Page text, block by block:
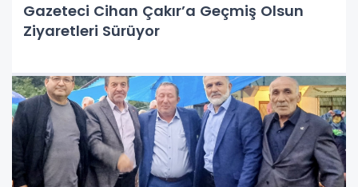
Gazeteci Cihan Çakır’a Geçmiş Olsun
Ziyaretleri Sürüyor